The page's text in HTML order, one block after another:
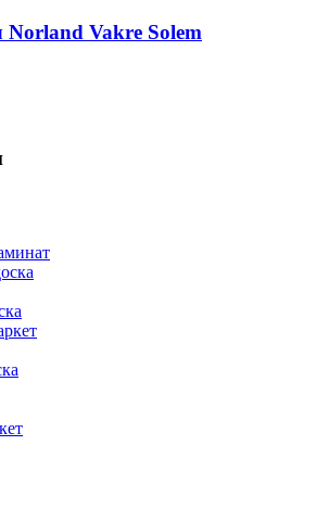
Vakre Solem